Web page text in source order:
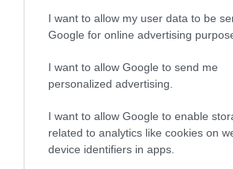
I want to allow my user data to be
Google for online advertising
I want to allow Google to send me
personalized advertising.
I want to allow Google to enable
related to analytics like cookies on
device identifiers in apps.